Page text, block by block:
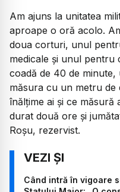
Am ajuns la unitatea
aproape o oră acolo.
doua corturi, unul
medicale și unul pentru
coadă de 40 de
măsura cu un metru
înălțime ai și ce
durat două ore și
Roșu, rezervist.
Când intră în vigoare